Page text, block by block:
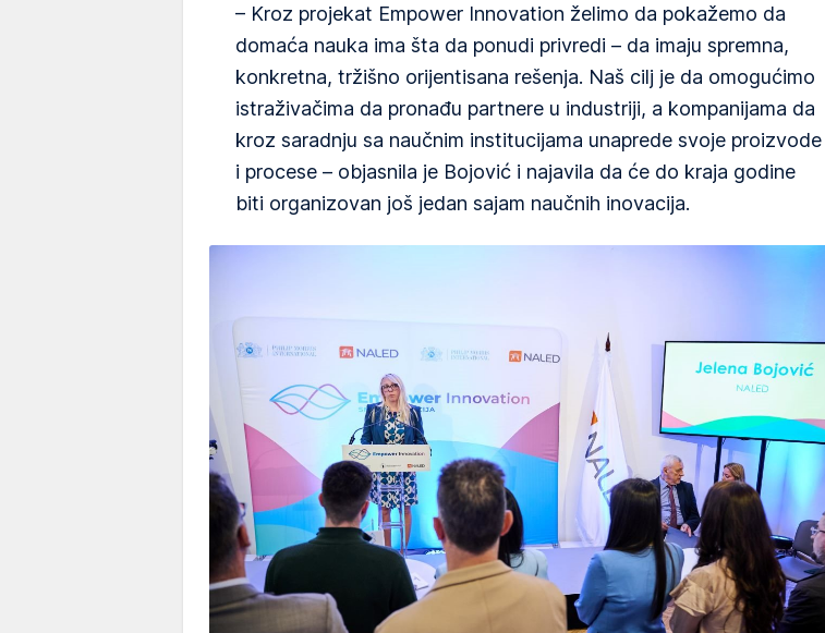
– Kroz projekat Empower Innovation želimo da pokažemo da
domaća nauka ima šta da ponudi privredi – da imaju spremna,
konkretna, tržišno orijentisana rešenja. Naš cilj je da omogućimo
istraživačima da pronađu partnere u industriji, a kompanijama da
kroz saradnju sa naučnim institucijama unaprede svoje proizvode
i procese – objasnila je Bojović i najavila da će do kraja godine
biti organizovan još jedan sajam naučnih inovacija.